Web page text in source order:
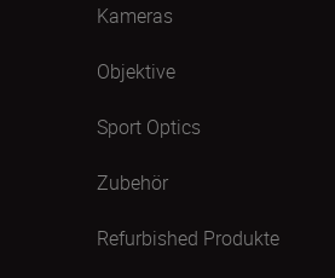
Kameras
Objektive
Sport Optics
Zubehör
Refurbished Produkte